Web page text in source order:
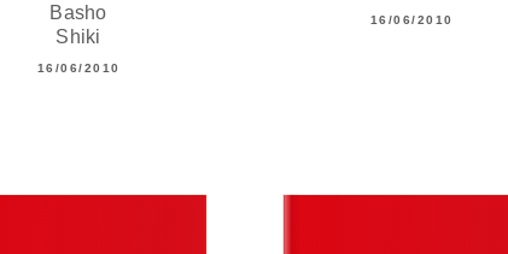
Basho
Shiki
16/06/2010
16/06/2010